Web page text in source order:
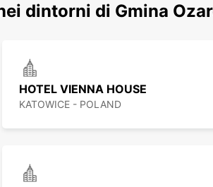
dintorni di Gmina
HOTEL VIENNA HOUSE
KATOWICE - POLAND